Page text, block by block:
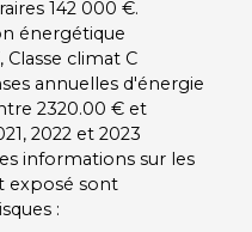
142 000 €.
énergétique
Classe climat C
annuelles d'énergie
2320.00 € et
2022 et 2023
informations sur les
exposé sont
: